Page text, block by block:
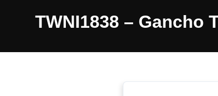
TWNI1838 – Gancho